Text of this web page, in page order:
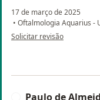
17 de março de 2025
• Oftalmologia Aquarius -
na opinião do utilizador
Solicitar revisão
Paulo de